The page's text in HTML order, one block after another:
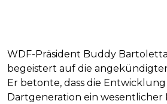
WDF-Präsident Buddy
begeistert auf die
Er betonte, dass die
Dartgeneration ein wesentlicher